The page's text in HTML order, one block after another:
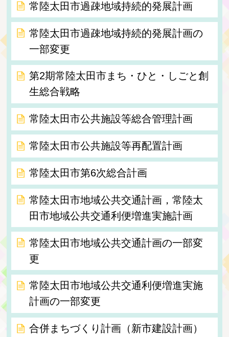
常陸太田市過疎地域持続的発展計画
常陸太田市過疎地域持続的発展計画の
一部変更
第2期常陸太田市まち・ひと・しごと創
生総合戦略
常陸太田市公共施設等総合管理計画
常陸太田市公共施設等再配置計画
常陸太田市第6次総合計画
常陸太田市地域公共交通計画，常陸太
田市地域公共交通利便増進実施計画
常陸太田市地域公共交通計画の一部変
更
常陸太田市地域公共交通利便増進実施
計画の一部変更
合併まちづくり計画（新市建設計画）